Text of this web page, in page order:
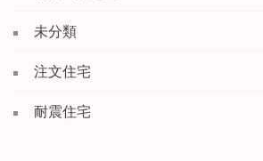
未分類
注文住宅
耐震住宅